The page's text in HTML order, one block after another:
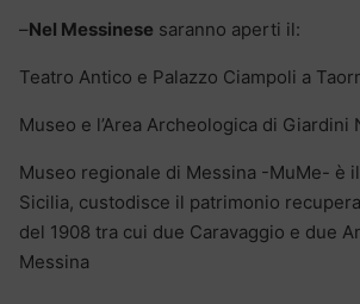
–Nel Messinese saranno aperti il:
Teatro Antico e Palazzo Ciampoli a
Museo e l’Area Archeologica di Giardini
Museo regionale di Messina -MuMe- è
Sicilia, custodisce il patrimonio
del 1908 tra cui due Caravaggio e due
Messina